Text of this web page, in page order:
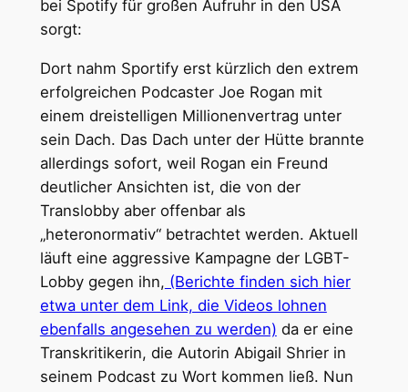
bei Spotify für großen Aufruhr in den USA
sorgt:
Dort nahm Sportify erst kürzlich den extrem
erfolgreichen Podcaster Joe Rogan mit
einem dreistelligen Millionenvertrag unter
sein Dach. Das Dach unter der Hütte brannte
allerdings sofort, weil Rogan ein Freund
deutlicher Ansichten ist, die von der
Translobby aber offenbar als
„heteronormativ“ betrachtet werden. Aktuell
läuft eine aggressive Kampagne der LGBT-
Lobby gegen ihn, (Berichte finden sich hier
etwa unter dem Link, die Videos lohnen
ebenfalls angesehen zu werden) da er eine
Transkritikerin, die Autorin Abigail Shrier in
seinem Podcast zu Wort kommen ließ. Nun